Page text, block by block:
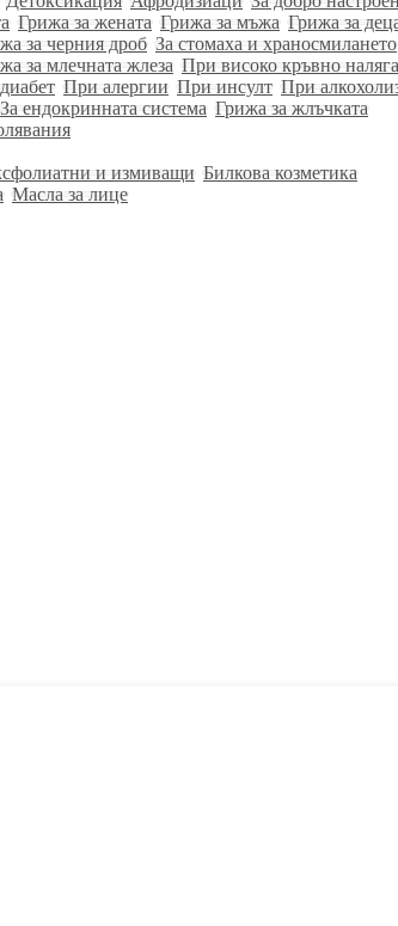
Грижа за жената Грижа за мъжа Грижа за
за черния дроб За стомаха и храносмилането
за млечната жлеза При високо кръвно
При алергии При инсулт При
За ендокринната система Грижа за жлъчката
и измиващи Билкова козметика
Масла за лице